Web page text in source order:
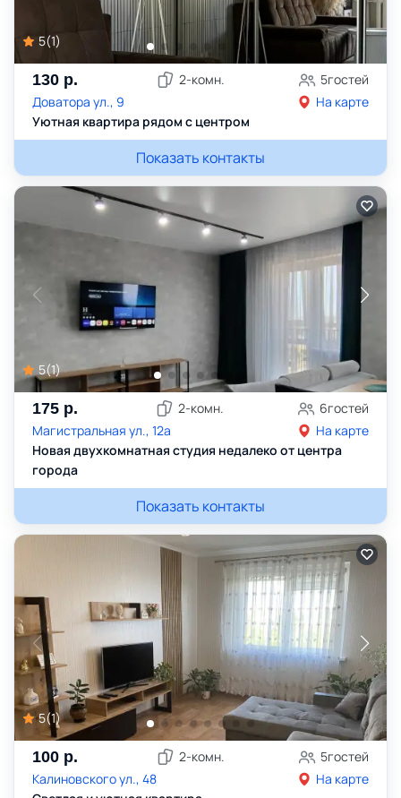
5(1)
130 р. 2-комн. 5гостей
Доватора ул., 9
На карте
Уютная квартира рядом с центром
Показать контакты
5(1)
175 р. 2-комн. 6гостей
Магистральная ул., 12а
На карте
Новая двухкомнатная студия недалеко от центра
города
Показать контакты
5(1)
100 р. 2-комн. 5гостей
Калиновского ул., 48
На карте